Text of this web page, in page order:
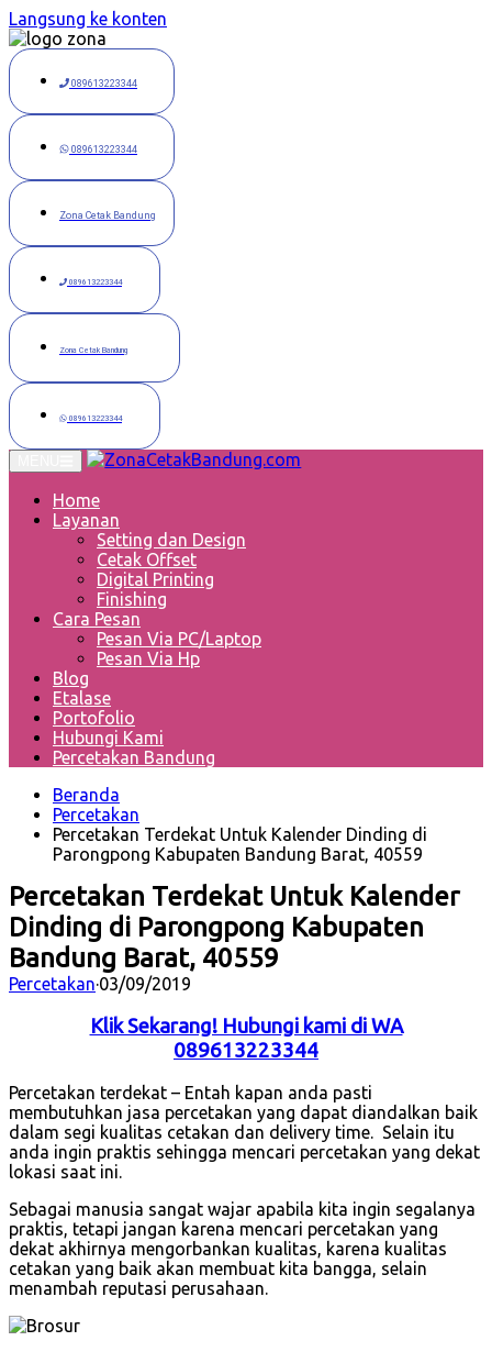
Langsung ke konten
089613223344
089613223344
Zona Cetak Bandung
089613223344
Zona Cetak Bandung
089613223344
Home
Layanan
Setting dan Design
Cetak Offset
Digital Printing
Finishing
Cara Pesan
Pesan Via PC/Laptop
Pesan Via Hp
Blog
Etalase
Portofolio
Hubungi Kami
Percetakan Bandung
Beranda
Percetakan
Percetakan Terdekat Untuk Kalender Dinding di
Parongpong Kabupaten Bandung Barat, 40559
Percetakan Terdekat Untuk Kalender
Dinding di Parongpong Kabupaten
Bandung Barat, 40559
Percetakan·03/09/2019
Klik Sekarang! Hubungi kami di WA
089613223344
Percetakan terdekat – Entah kapan anda pasti
membutuhkan jasa percetakan yang dapat diandalkan baik
dalam segi kualitas cetakan dan delivery time. Selain itu
anda ingin praktis sehingga mencari percetakan yang dekat
lokasi saat ini.
Sebagai manusia sangat wajar apabila kita ingin segalanya
praktis, tetapi jangan karena mencari percetakan yang
dekat akhirnya mengorbankan kualitas, karena kualitas
cetakan yang baik akan membuat kita bangga, selain
menambah reputasi perusahaan.